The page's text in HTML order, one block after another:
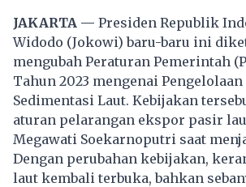
JAKARTA — Presiden Republik
Widodo (Jokowi) baru-baru ini
mengubah Peraturan Pemerintah
Tahun 2023 mengenai
Sedimentasi Laut. Kebijakan
aturan pelarangan ekspor pasir
Megawati Soekarnoputri saat
Dengan perubahan kebijakan,
laut kembali terbuka, bahkan